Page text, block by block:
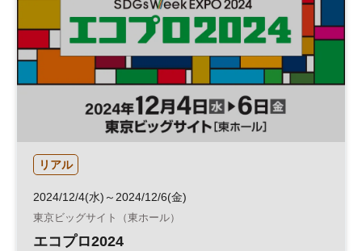
リアル
2024/12/4(水)～2024/12/6(金)
東京ビッグサイト（東ホール）
エコプロ2024